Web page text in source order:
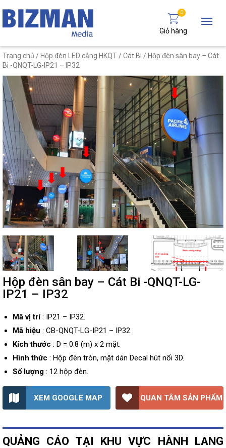
0
Giỏ hàng
Trang chủ / Hộp đèn LED cảng HKQT /Cát Bi / Hộp đèn sân bay – Cát
Bi -QNQT-LG-IP21 – IP32
Hộp đèn sân bay – Cát Bi -QNQT-LG-
IP21 – IP32
Mã vị trí: IP21 – IP32.
Mã hiệu : CB-QNQT-LG-IP21 – IP32.
Kích thước : D = 0.8 (m) x 2 mặt.
Hình thức : Hộp đèn tròn, mặt dán Decal hút nổi 3D.
Số lượng : 12 hộp đèn.
XEM GOOGLE MAP QUAN TÂM SẢN PHẨM
QUẢNG CÁO TẠI KHU VỰC HÀNH LANG